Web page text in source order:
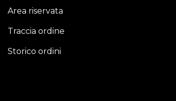
Area riservata
Traccia ordine
Storico ordini